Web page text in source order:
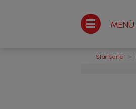
MENÜ
Startseite >